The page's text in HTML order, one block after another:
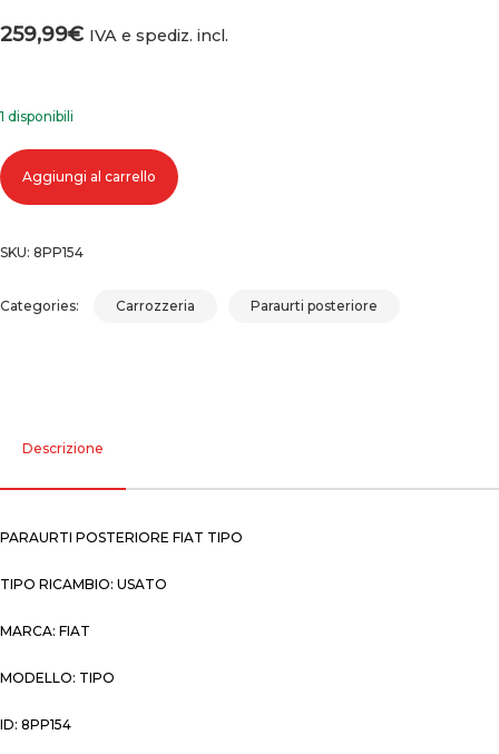
259,99€ IVA e spediz. incl.
1 disponibili
Paraurti posteriore fiat tipo quantità
Aggiungi al carrello
SKU: 8PP154
Categories: Carrozzeria Paraurti posteriore
Descrizione
PARAURTI POSTERIORE FIAT TIPO
TIPO RICAMBIO: USATO
MARCA: FIAT
MODELLO: TIPO
ID: 8PP154